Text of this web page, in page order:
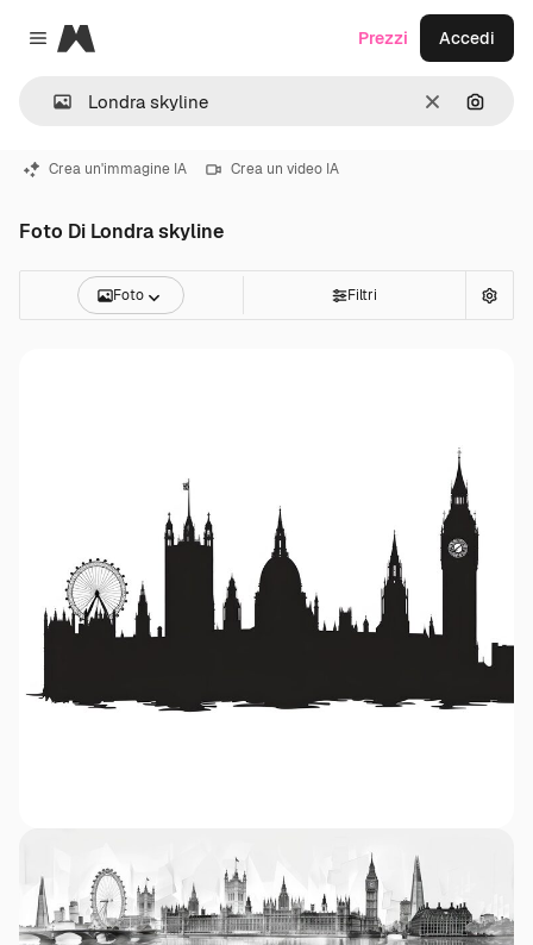
Close menu
Magnific
CancellaCerca
Prezzi Accedi
Crea un'immagine IA Crea un video IA
Foto Di Londra skyline
Foto Filtri